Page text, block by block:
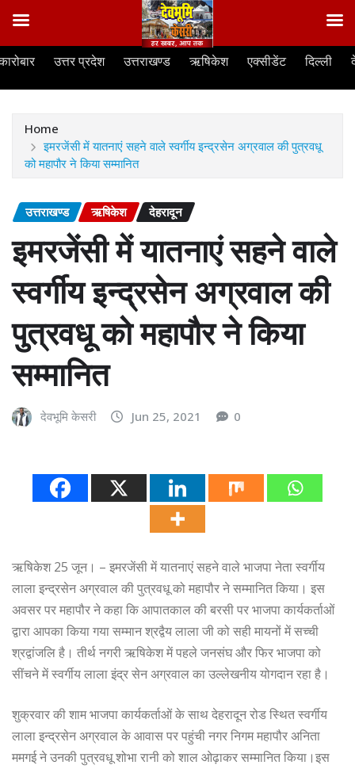
Skip
उत्तर प्रदेश उत्तराखण्ड ऋषिकेश एक्सीडेंट दिल्ली
Home
इमरजेंसी में यातनाएं सहने वाले स्वर्गीय इन्द्रसेन अग्रवाल की पुत्रवधू
को महापौर ने किया सम्मानित
उत्तराखण्ड ऋषिकेश देहरादून
इमरजेंसी में यातनाएं सहने वाले
स्वर्गीय इन्द्रसेन अग्रवाल की
पुत्रवधू को महापौर ने किया
सम्मानित
देवभूमि केसरी Jun 25, 2021 0
ऋषिकेश 25 जून। – इमरजेंसी में यातनाएं सहने वाले भाजपा नेता स्वर्गीय
लाला इन्द्रसेन अग्रवाल की पुत्रवधू को महापौर ने सम्मानित किया। इस
अवसर पर महापौर ने कहा कि आपातकाल की बरसी पर भाजपा कार्यकर्ताओं
द्वारा आपका किया गया सम्मान श्रद्वैय लाला जी को सही मायनों में सच्ची
श्रद्वांजलि है। तीर्थ नगरी ऋषिकेश में पहले जनसंघ और फिर भाजपा को
सींचने में स्वर्गीय लाला इंद्र सेन अग्रवाल का उल्लेखनीय योगदान रहा है।
शुक्रवार की शाम भाजपा कार्यकर्ताओं के साथ देहरादून रोड स्थित स्वर्गीय
लाला इन्द्रसेन अग्रवाल के आवास पर पहुंची नगर निगम महापौर अनिता
ममगई ने उनकी पुत्रवधू शोभा रानी को शाल ओढ़ाकर सम्मानित किया।इस